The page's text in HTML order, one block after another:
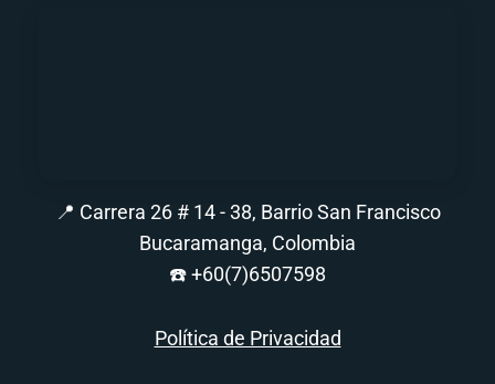
📍 Carrera 26 # 14 - 38, Barrio San Francisco
Bucaramanga, Colombia
☎️+60(7)6507598
Política de Privacidad